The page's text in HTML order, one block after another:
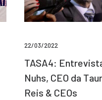
22/03/2022
TASA4:
Nuhs, CEO da
Reis & CEOs